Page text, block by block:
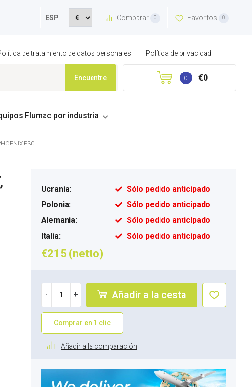
ESP Comparar 0 Favoritos 0
de tratamiento de datos personales Política de privacidad
Encuentre 0 €0
Flumac por industria
P30
Ucrania:
Sólo pedido anticipado
Polonia:
Sólo pedido anticipado
Alemania:
Sólo pedido anticipado
Italia:
Sólo pedido anticipado
€215 (netto)
- + Añadir a la cesta
Comprar en 1 clic
Añadir a la comparación